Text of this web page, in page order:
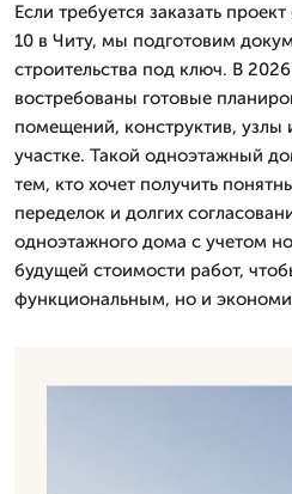
Если требуется заказать
10 в Читу, мы подготовим
строительства под ключ. В
востребованы готовые
помещений, конструктив, узлы
участке. Такой одноэтажный
тем, кто хочет получить
переделок и долгих
одноэтажного дома с учетом
будущей стоимости работ,
функциональным, но и